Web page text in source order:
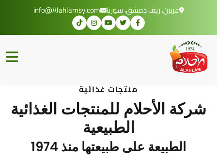
عربين، ريف دمشق، سوريا info@Alahlamsy.com
منتجات غذائية
شركة الأحلام للمنتجات الغذائية
الطبيعية
الطبيعة على طبيعتها منذ 1974